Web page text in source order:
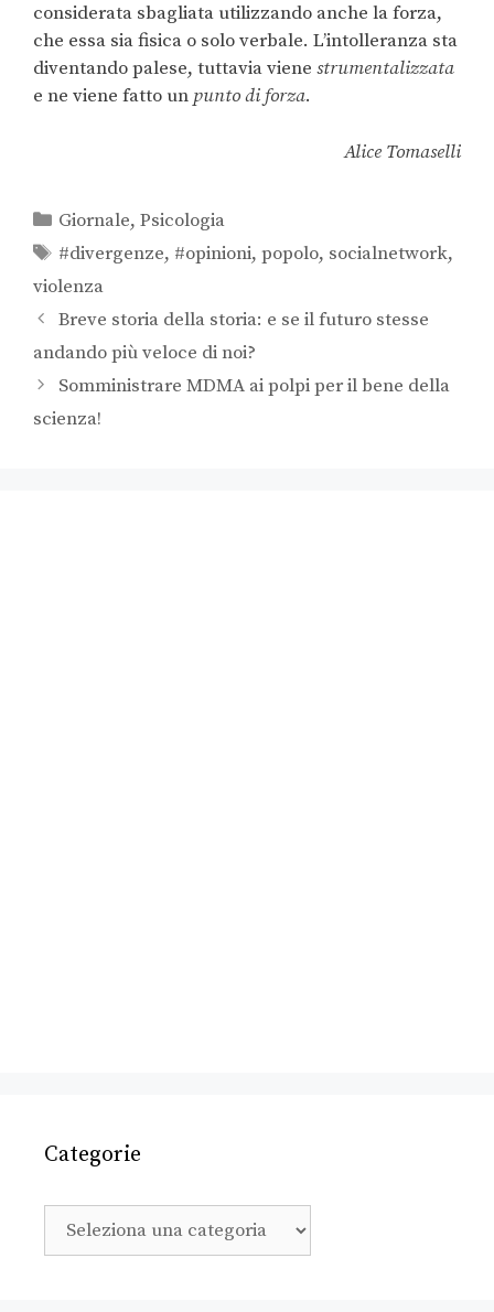
considerata sbagliata utilizzando anche la forza,
che essa sia fisica o solo verbale. L’intolleranza sta
diventando palese, tuttavia viene strumentalizzata
e ne viene fatto un punto di forza.
Alice Tomaselli
Giornale,Psicologia
#divergenze, #opinioni,popolo, socialnetwork,
violenza
Breve storia della storia: e se il futuro stesse
andando più veloce di noi?
Somministrare MDMA ai polpi per il bene della
scienza!
Categorie